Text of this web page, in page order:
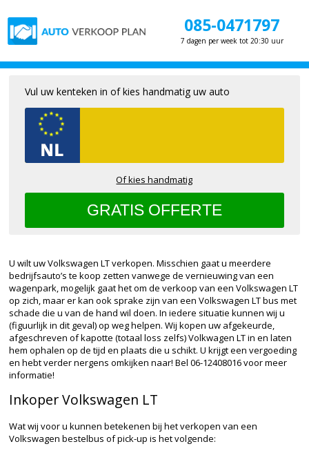
085-0471797
7 dagen per week tot 20:30 uur
U wilt uw Volkswagen LT verkopen. Misschien gaat u meerdere
bedrijfsauto’s te koop zetten vanwege de vernieuwing van een
wagenpark, mogelijk gaat het om de verkoop van een Volkswagen LT
op zich, maar er kan ook sprake zijn van een Volkswagen LT bus met
schade die u van de hand wil doen. In iedere situatie kunnen wij u
(figuurlijk in dit geval) op weg helpen. Wij kopen uw afgekeurde,
afgeschreven of kapotte (totaal loss zelfs) Volkwagen LT in en laten
hem ophalen op de tijd en plaats die u schikt. U krijgt een vergoeding
en hebt verder nergens omkijken naar! Bel 06-12408016 voor meer
informatie!
Inkoper Volkswagen LT
Wat wij voor u kunnen betekenen bij het verkopen van een
Volkswagen bestelbus of pick-up is het volgende:
Vul uw kenteken in of kies handmatig uw auto
Of kies handmatig